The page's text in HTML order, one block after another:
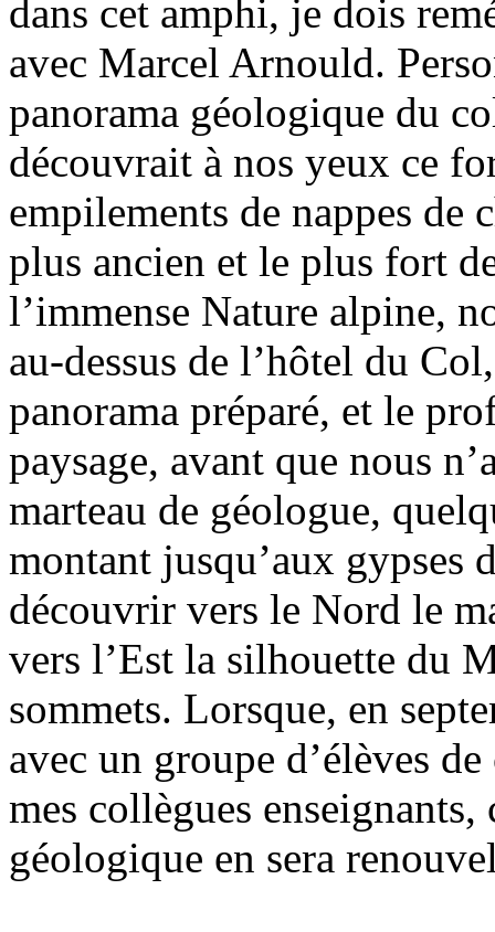
dans cet amphi, je dois
avec Marcel Arnould.
panorama géologique du
découvrait à nos yeux ce
empilements de nappes de
plus ancien et le plus fort
l’immense Nature alpine,
au-dessus de l’hôtel du
panorama préparé, et le
paysage, avant que nous
marteau de géologue,
montant jusqu’aux gypses
découvrir vers le Nord le
vers l’Est la silhouette du
sommets. Lorsque, en
avec un groupe d’élèves
mes collègues
géologique en sera